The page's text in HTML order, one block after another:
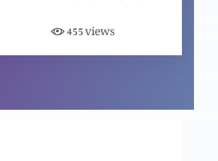
نجات بخش ایمان کے صبوت (حصہ 6)
455views